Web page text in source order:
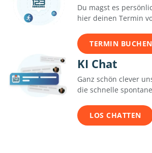
Du magst es
hier deinen Termin
TERMIN BUCHEN
KI Chat
Ganz schön clever
die schnelle
LOS CHATTEN